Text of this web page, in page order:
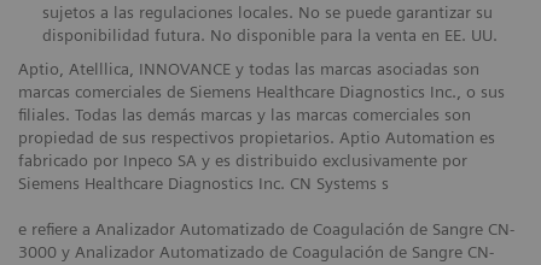
sujetos a las regulaciones locales. No se puede garantizar su
disponibilidad futura. No disponible para la venta en EE. UU.
Aptio, Atelllica, INNOVANCE y todas las marcas asociadas son
marcas comerciales de Siemens Healthcare Diagnostics Inc., o sus
filiales. Todas las demás marcas y las marcas comerciales son
propiedad de sus respectivos propietarios. Aptio Automation es
fabricado por Inpeco SA y es distribuido exclusivamente por
Siemens Healthcare Diagnostics Inc. CN Systems s
e refiere a Analizador Automatizado de Coagulación de Sangre CN-
3000 y Analizador Automatizado de Coagulación de Sangre CN-